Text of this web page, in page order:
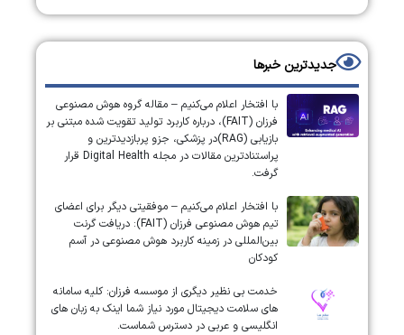
جدیدترین خبرها
با افتخار اعلام می‌کنیم – مقاله گروه هوش مصنوعی
فرزان (FAIT)، درباره کاربرد تولید تقویت شده مبتنی بر
بازیابی (RAG)در پزشکی، جزو پربازدیدترین و
پراستنادترین مقالات در مجله Digital Health قرار
گرفت.
با افتخار اعلام می‌کنیم – موفقیتی دیگر برای اعضای
تیم هوش مصنوعی فرزان (FAIT): دریافت گرنت
بین‌المللی در زمینه کاربرد هوش مصنوعی در آسم
کودکان
خدمت بی نظیر دیگری از موسسه فرزان: کلیه سامانه
های سلامت دیجیتال مورد نیاز شما اینک به زبان های
انگلیسی و عربی در دسترس شماست.